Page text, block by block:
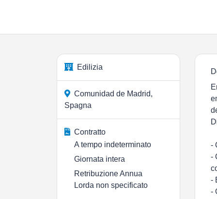
Edilizia
Comunidad de Madrid,
Spagna
Contratto
A tempo indeterminato
Giornata intera
Retribuzione Annua
Lorda non specificato
-
-
-
-